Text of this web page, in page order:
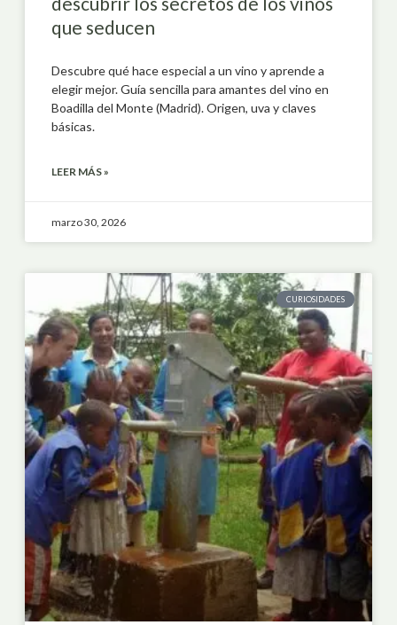
que seducen
Descubre qué hace especial a un vino y aprende a
elegir mejor. Guía sencilla para amantes del vino en
Boadilla del Monte (Madrid). Origen, uva y claves
básicas.
LEER MÁS »
marzo 30, 2026
CURIOSIDADES